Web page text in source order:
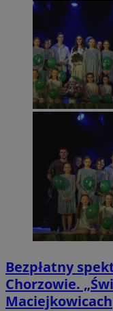
Bezpłatny
Chorzowie.
Maciejkowicach